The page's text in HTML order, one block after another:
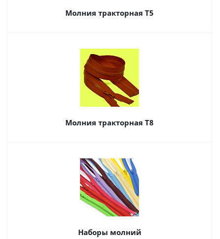
Молния тракторная Т5
Молния тракторная Т8
Наборы молний